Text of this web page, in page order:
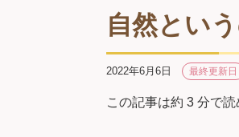
自然とい
2022年6月6日 最終更新日
この記事は約 3 分で読